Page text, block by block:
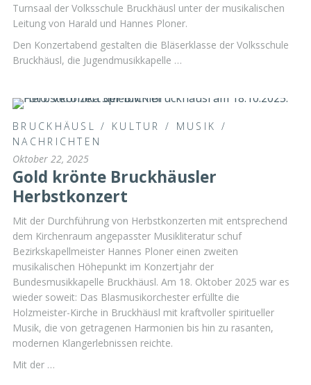
Turnsaal der Volksschule Bruckhäusl unter der musikalischen
Leitung von Harald und Hannes Ploner.
Den Konzertabend gestalten die Bläserklasse der Volksschule
Bruckhäusl, die Jugendmusikkapelle …
BRUCKHÄUSL / KULTUR / MUSIK /
NACHRICHTEN
Oktober 22, 2025
Gold krönte Bruckhäusler
Herbstkonzert
Mit der Durchführung von Herbstkonzerten mit entsprechend
dem Kirchenraum angepasster Musikliteratur schuf
Bezirkskapellmeister Hannes Ploner einen zweiten
musikalischen Höhepunkt im Konzertjahr der
Bundesmusikkapelle Bruckhäusl. Am 18. Oktober 2025 war es
wieder soweit: Das Blasmusikorchester erfüllte die
Holzmeister-Kirche in Bruckhäusl mit kraftvoller spiritueller
Musik, die von getragenen Harmonien bis hin zu rasanten,
modernen Klangerlebnissen reichte.
Mit der …